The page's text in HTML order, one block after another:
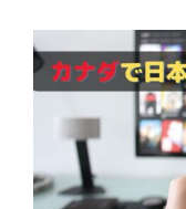
View
Larger